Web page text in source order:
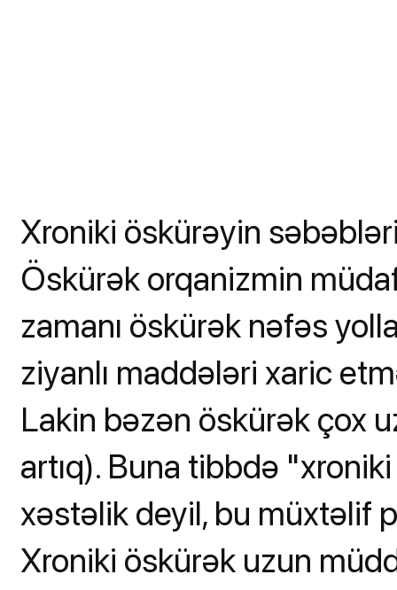
Xroniki öskürəyin
Öskürək orqanizmin
zamanı öskürək nəfəs
ziyanlı maddələri xaric
Lakin bəzən öskürək çox
artıq). Buna tibbdə
xəstəlik deyil, bu müxtəlif
Xroniki öskürək uzun